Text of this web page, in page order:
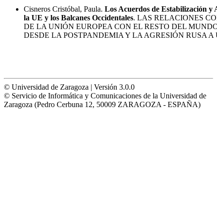
Cisneros Cristóbal, Paula. Los Acuerdos de Estabilización y
la UE y los Balcanes Occidentales. LAS RELACIONES
DE LA UNIÓN EUROPEA CON EL RESTO DEL
DESDE LA POSTPANDEMIA Y LA AGRESIÓN RUSA
© Universidad de Zaragoza | Versión 3.0.0
© Servicio de Informática y Comunicaciones de la Universidad de
Zaragoza (Pedro Cerbuna 12, 50009 ZARAGOZA - ESPAÑA)